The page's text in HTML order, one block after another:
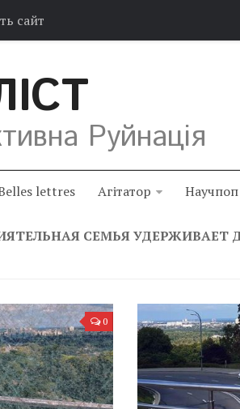
сайт
Руйнація
lettres Агітатор Научпоп
СЕМЬЯ УДЕРЖИВАЕТ
0